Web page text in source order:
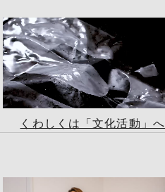
くわしくは「文化活動」へ